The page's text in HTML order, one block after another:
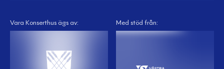
Vara Konserthus ägs av: Med stöd från: